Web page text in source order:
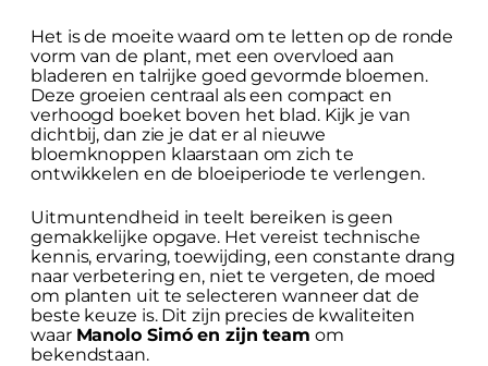
Het is de moeite waard om te letten op de ronde
vorm van de plant, met een overvloed aan
bladeren en talrijke goed gevormde bloemen.
Deze groeien centraal als een compact en
verhoogd boeket boven het blad. Kijk je van
dichtbij, dan zie je dat er al nieuwe
bloemknoppen klaarstaan om zich te
ontwikkelen en de bloeiperiode te verlengen.
Uitmuntendheid in teelt bereiken is geen
gemakkelijke opgave. Het vereist technische
kennis, ervaring, toewijding, een constante drang
naar verbetering en, niet te vergeten, de moed
om planten uit te selecteren wanneer dat de
beste keuze is. Dit zijn precies de kwaliteiten
waar Manolo Simó en zijn team om
bekendstaan.